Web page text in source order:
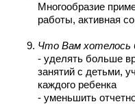
Многообразие
работы, активная
Что Вам хотелось
- уделять больше
занятий с детьми,
каждого ребенка
- уменьшить